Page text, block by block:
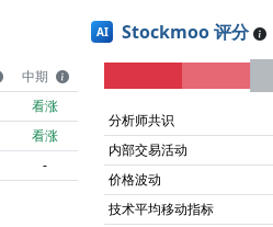
中期
看涨
看涨
-
AI Stockmoo 评分
分析师共识
内部交易活动
价格波动
技术平均移动指标